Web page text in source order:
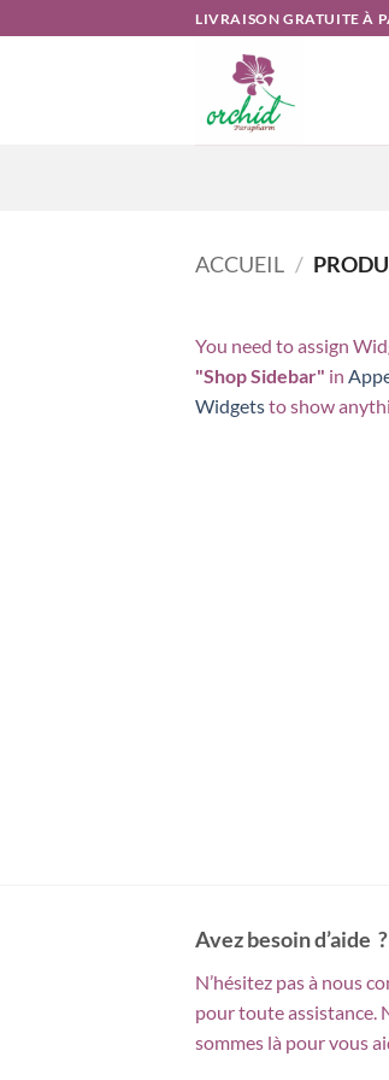
au
LIVRAISON GRATUITE À
ACCUEIL /
You need to assign
"Shop Sidebar" in
Widgetsto show
Avez besoin d’aide ?
N’hésitez pas à nous
pour toute assistance.
sommes là pour vous